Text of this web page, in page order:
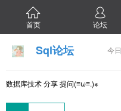
首页 论坛
Sql论坛 今日
数据库技术 分享 提问(≡ω≡.)※